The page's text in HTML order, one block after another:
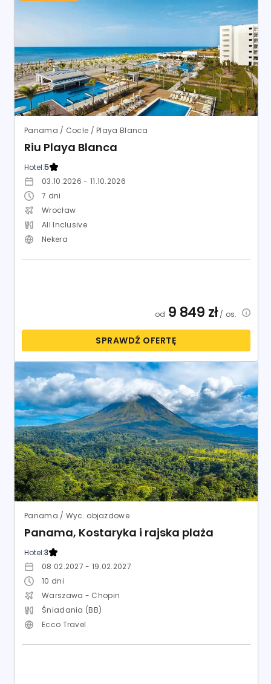
Panama / Cocle / Playa Blanca
Riu Playa Blanca
Hotel:5
03.10.2026 - 11.10.2026
7 dni
Wrocław
All Inclusive
Nekera
od 9 849 zł/ os.
SPRAWDŹ OFERTĘ
Panama / Wyc. objazdowe
Panama, Kostaryka i rajska plaża
Hotel:3
08.02.2027 - 19.02.2027
10 dni
Warszawa - Chopin
Śniadania (BB)
Ecco Travel